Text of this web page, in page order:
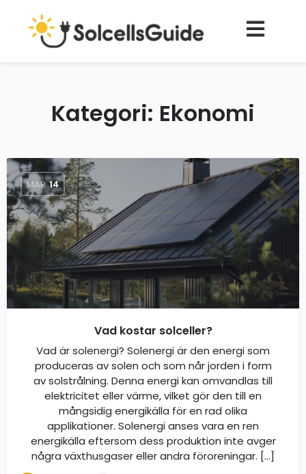
Kategori: Ekonomi
MAR 14
Vad kostar solceller?
Vad är solenergi? Solenergi är den energi som
produceras av solen och som når jorden i form
av solstrålning. Denna energi kan omvandlas till
elektricitet eller värme, vilket gör den till en
mångsidig energikälla för en rad olika
applikationer. Solenergi anses vara en ren
energikälla eftersom dess produktion inte avger
några växthusgaser eller andra föroreningar. […]